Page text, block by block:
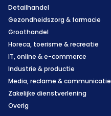
Detailhandel
Gezondheidszorg & farmacie
Groothandel
Horeca, toerisme & recreatie
IT, online & e-commerce
Industrie & productie
Media, reclame & communicatie
Zakelijke dienstverlening
Overig